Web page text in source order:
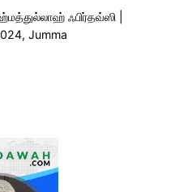
ஃபிர்தவ்ஸி |
Jumma